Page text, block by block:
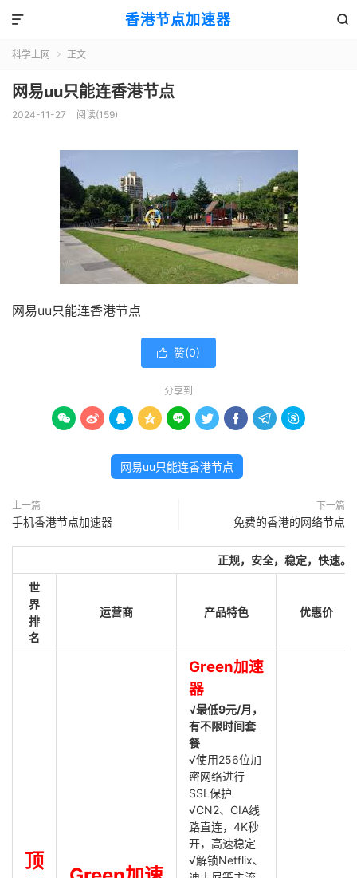
香港节点加速器 

科学上网  正文
网易uu只能连香港节点
2024-11-27 阅读(159)
网易uu只能连香港节点
 赞(0)
分享到
        
网易uu只能连香港节点
上一篇
手机香港节点加速器
下一篇
免费的香港的网络节点
正规，安全，稳定，快速。
世
界
排
名
运营商 产品特色 优惠价
顶
Green加速
器
√最低9元/月，
有不限时间套
餐
√使用256位加
密网络进行
SSL保护
√CN2、CIA线
路直连，4K秒
开，高速稳定
√解锁Netflix、